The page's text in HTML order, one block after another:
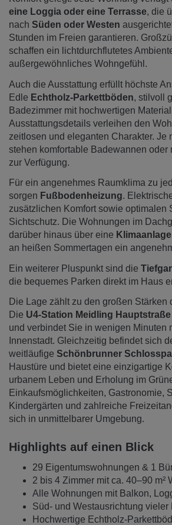
eine Loggia oder eine Terrasse, die
nach Süden oder Westen
Stunden im Freien garantieren.
schaffen ein lichtdurchflutetes
außergewöhnliches Wohngefühl.
Auch die Ausstattung erfüllt höchste
Edle Echtholz-Parkettböden, stilvoll
Badezimmer mit hochwertigen
Ausstattungsdetails verleihen den
zeitlosen und eleganten Charakter. Je
stehen komfortable Badewannen oder
zur Verfügung.
Für ein angenehmes Raumklima zu
sorgen Fußbodenheizung.
zusätzlichen Komfort sowie optimalen
Sichtschutz. Die Wohnungen im
darüber hinaus über eine Klimaanlage
an heißen Sommertagen ein
Ein weiterer Pluspunkt sind die
die bequemes Parken direkt im Haus
Die Lage zählt zu den großen Stärken
Die U4-Station Meidling Hauptstraße
und verbindet Sie in wenigen Minuten
Innenstadt. Gleichzeitig befindet sich
weitläufige Schönbrunner
Haustüre und bietet eine einzigartige
urbanem Leben und Erholung im
Einkaufsmöglichkeiten, Gastronomie,
Kindergärten und zahlreiche
sich in unmittelbarer Umgebung.
Highlights auf einen Blick
29 Eigentumswohnungen & 1
2 bis 4 Zimmer mit ca. 40–90 m²
Alle Wohnungen mit Balkon,
Süd- und Westausrichtung vieler
Hochwertige Echtholz-